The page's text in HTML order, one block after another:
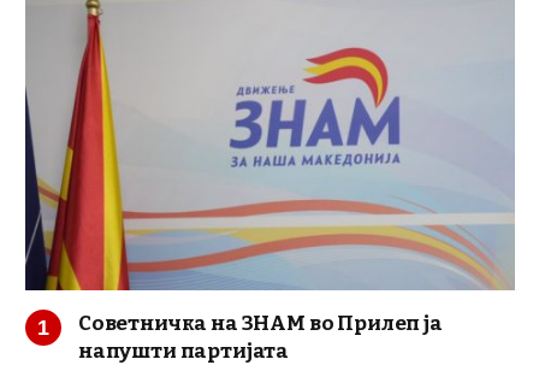
Советничка на ЗНАМ во Прилеп ја
напушти партијата